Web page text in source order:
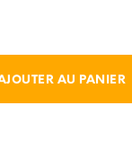
AU PANIER